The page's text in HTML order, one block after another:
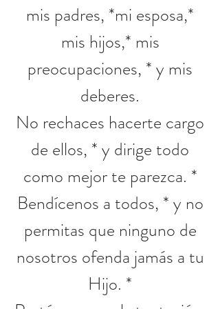
mis padres, *mi esposa,*
mis hijos,* mis
preocupaciones, * y mis
deberes.
No rechaces hacerte cargo
de ellos, * y dirige todo
como mejor te parezca. *
Bendícenos a todos, * y no
permitas que ninguno de
nosotros ofenda jamás a tu
Hijo. *